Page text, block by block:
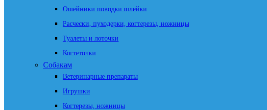
Ошейники поводки шлейки
Расчески, пуходерки, когтерезы, ножницы
Туалеты и лоточки
Когтеточки
Собакам
Ветеринарные препараты
Игрушки
Когтерезы, ножницы